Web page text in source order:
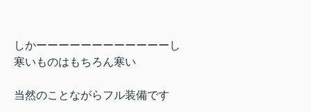
しかーーーーーーーーーーーーし
寒いものはもちろん寒い
当然のことながらフル装備です